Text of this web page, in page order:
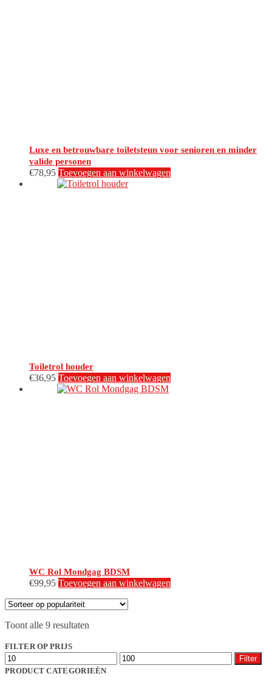
Luxe en betrouwbare toiletsteun voor senioren en minder
valide personen
€78,95 Toevoegen aan winkelwagen
Toiletrol houder
€36,95 Toevoegen aan winkelwagen
WC Rol Mondgag BDSM
€99,95 Toevoegen aan winkelwagen
Toont alle 9 resultaten
FILTER OP PRIJS
Min.
prijs
Max.
prijs
Filter
PRODUCT CATEGORIEËN